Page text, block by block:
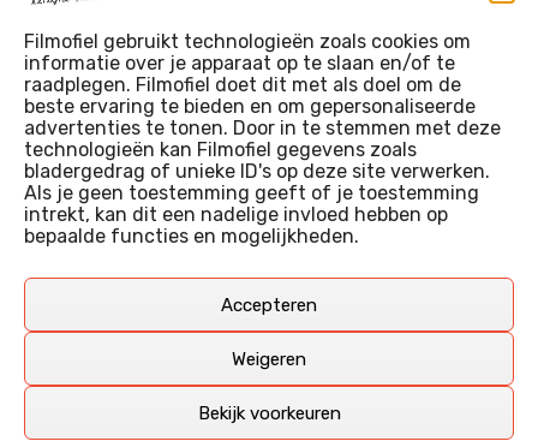
Filmofiel gebruikt technologieën zoals cookies om
informatie over je apparaat op te slaan en/of te
raadplegen. Filmofiel doet dit met als doel om de
beste ervaring te bieden en om gepersonaliseerde
advertenties te tonen. Door in te stemmen met deze
technologieën kan Filmofiel gegevens zoals
bladergedrag of unieke ID's op deze site verwerken.
Als je geen toestemming geeft of je toestemming
intrekt, kan dit een nadelige invloed hebben op
bepaalde functies en mogelijkheden.
Accepteren
Weigeren
Bekijk voorkeuren
WIE IK BEN…?
Ik ben ooit begonnen met m’n recensies omdat ik zoveel
films keek dat ik af en toe niet meer wist welke ik nu wel of
niet gezien had. Ik ben een filmliefhebber, heb als hobby nog
erg lang in een videotheek gewerkt, en heb als coproducent
Deze recensies zijn dan ook vooral vrij pretentieloze
aangevuld met een groeiende kennis over de kunde én de
kunst van het maken van film.